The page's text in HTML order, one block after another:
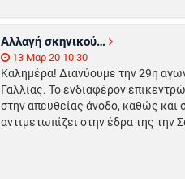
Αλλαγή σκηνικού…
13 Μαρ 20 10:30
Καλημέρα! Διανύουμε την 29η
Γαλλίας. Το ενδιαφέρον
στην απευθείας άνοδο, καθώς και
αντιμετωπίζει στην έδρα της την